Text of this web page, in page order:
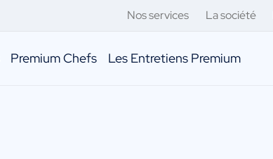
Nos services La société
Premium Chefs Les Entretiens Premium